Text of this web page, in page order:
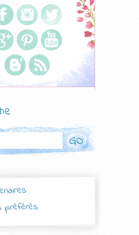
préférés